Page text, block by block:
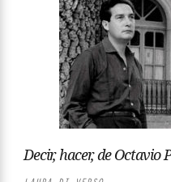
Decir, hacer, de Octavio